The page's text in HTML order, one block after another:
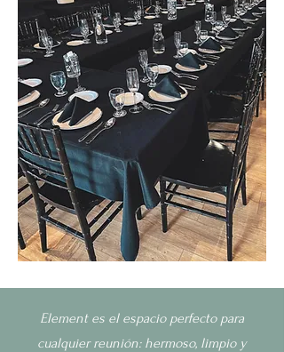
Element es el espacio perfecto para
cualquier reunión: hermoso, limpio y